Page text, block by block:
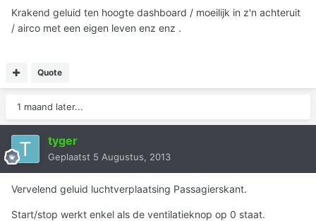
Krakend geluid ten hoogte dashboard / moeilijk in z'n achteruit
/ airco met een eigen leven enz enz .
Quote
1 maand later...
tyger
Geplaatst 5 Augustus, 2013
Vervelend geluid luchtverplaatsing Passagierskant.
Start/stop werkt enkel als de ventilatieknop op 0 staat.